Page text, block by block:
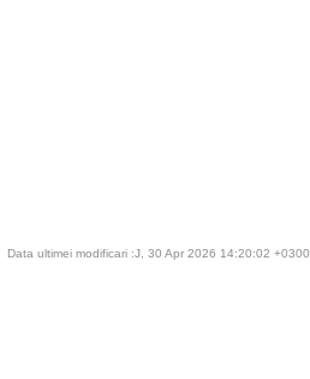
Data ultimei modificari :J, 30 Apr 2026 14:20:02 +0300